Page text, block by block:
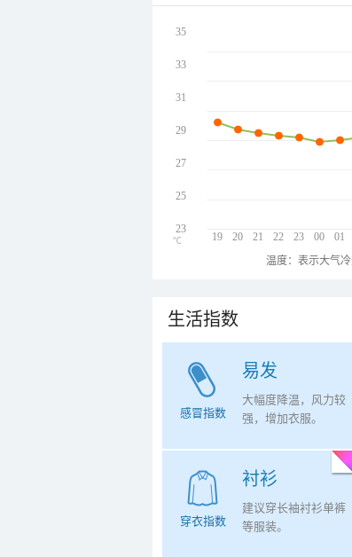
19 20 21 22 23 00 01
35
33
31
29
27
25
23
℃
温度：表示大气
生活指数
易发
感冒指数
大幅度降温，风力较
强，增加衣服。
衬衫
穿衣指数
建议穿长袖衬衫单裤
等服装。